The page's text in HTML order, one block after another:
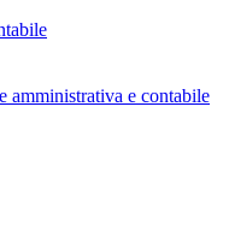
amministrativa e contabile